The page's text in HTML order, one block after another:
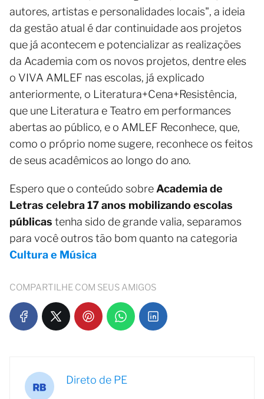
autores, artistas e personalidades locais", a ideia
da gestão atual é dar continuidade aos projetos
que já acontecem e potencializar as realizações
da Academia com os novos projetos, dentre eles
o VIVA AMLEF nas escolas, já explicado
anteriormente, o Literatura+Cena+Resistência,
que une Literatura e Teatro em performances
abertas ao público, e o AMLEF Reconhece, que,
como o próprio nome sugere, reconhece os feitos
de seus acadêmicos ao longo do ano.
Espero que o conteúdo sobre Academia de
Letras celebra 17 anos mobilizando escolas
públicas tenha sido de grande valia, separamos
para você outros tão bom quanto na categoria
Cultura e Música
COMPARTILHE COM SEUS AMIGOS
Direto de PE